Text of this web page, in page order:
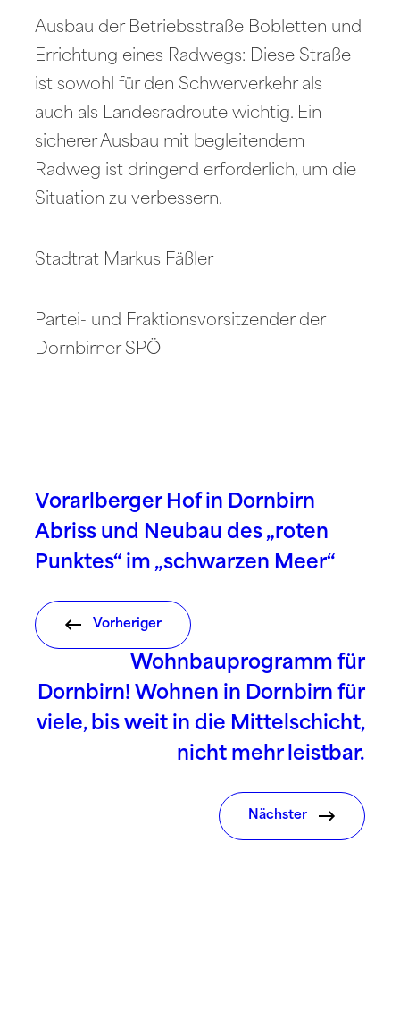
Ausbau der Betriebsstraße Bobletten und
Errichtung eines Radwegs: Diese Straße
ist sowohl für den Schwerverkehr als
auch als Landesradroute wichtig. Ein
sicherer Ausbau mit begleitendem
Radweg ist dringend erforderlich, um die
Situation zu verbessern.
Stadtrat Markus Fäßler
Partei- und Fraktionsvorsitzender der
Dornbirner SPÖ
Vorarlberger Hof in Dornbirn
Abriss und Neubau des „roten
Punktes“ im „schwarzen Meer“
Vorheriger
Wohnbauprogramm für
Dornbirn! Wohnen in Dornbirn für
viele, bis weit in die Mittelschicht,
nicht mehr leistbar.
Nächster